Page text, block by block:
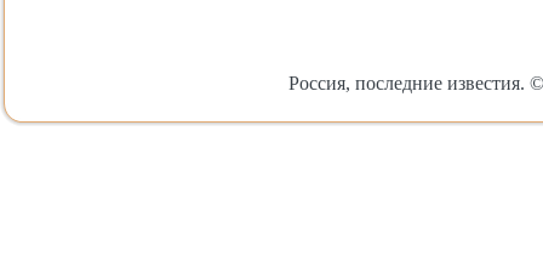
Россия, последние известия.